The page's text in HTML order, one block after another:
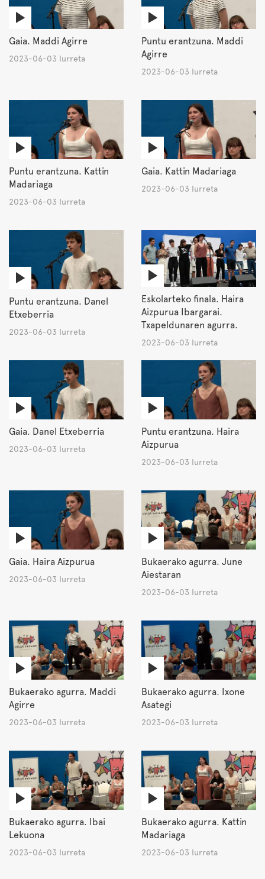
Gaia. Maddi Agirre
2023-06-03 Iurreta
Puntu erantzuna. Maddi
Agirre
2023-06-03 Iurreta
Puntu erantzuna. Kattin
Madariaga
2023-06-03 Iurreta
Gaia. Kattin Madariaga
2023-06-03 Iurreta
Puntu erantzuna. Danel
Etxeberria
2023-06-03 Iurreta
Eskolarteko finala. Haira
Aizpurua Ibargarai.
Txapeldunaren agurra.
2023-06-03 Iurreta
Gaia. Danel Etxeberria
2023-06-03 Iurreta
Puntu erantzuna. Haira
Aizpurua
2023-06-03 Iurreta
Gaia. Haira Aizpurua
2023-06-03 Iurreta
Bukaerako agurra. June
Aiestaran
2023-06-03 Iurreta
Bukaerako agurra. Maddi
Agirre
2023-06-03 Iurreta
Bukaerako agurra. Ixone
Asategi
2023-06-03 Iurreta
Bukaerako agurra. Ibai
Lekuona
2023-06-03 Iurreta
Bukaerako agurra. Kattin
Madariaga
2023-06-03 Iurreta